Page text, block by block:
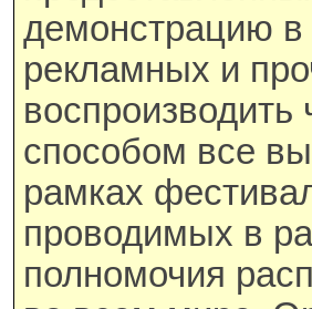
демонстрацию
рекламных и
способом все
рамках
проводимых в
полномочия